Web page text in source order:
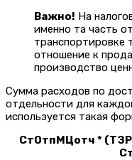
Важно! На
именно та часть
транспортировке
отношение к
производство
Сумма расходов по
отдельности для
используется такая
СтОтпМЦотч *